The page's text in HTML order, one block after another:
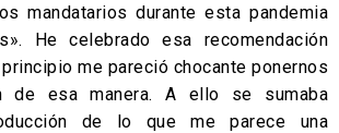
mandatarios durante esta pandemia
He celebrado esa recomendación
me pareció chocante ponernos
de esa manera. A ello se sumaba
de lo que me parece una